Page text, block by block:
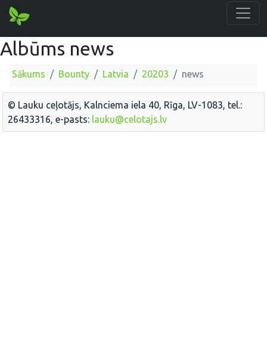
Albūms news
Sākums Bounty Latvia 20203 news
© Lauku ceļotājs, Kalnciema iela 40, Rīga, LV-1083, tel.:
26433316, e-pasts: lauku@celotajs.lv